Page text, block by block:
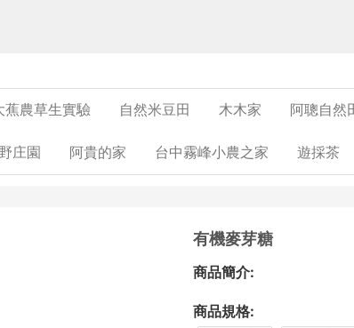
蕉農草生實驗 自然米豆田 木木家 阿聰自然
庄園 阿貴的家 台中霧峰小農之家 遊採茶
有機麥芽糖
商品簡介:
商品規格: